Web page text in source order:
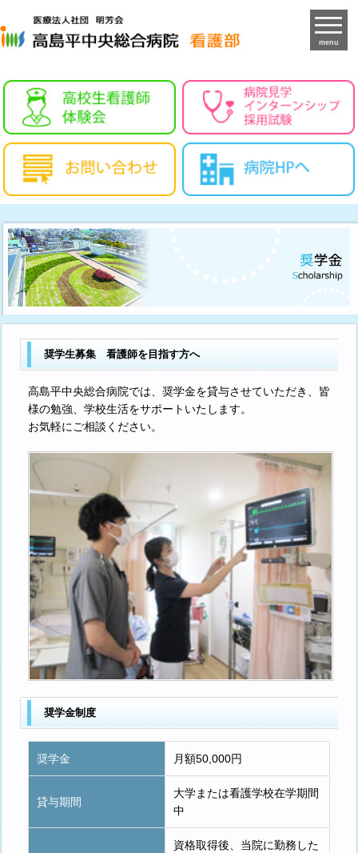
menu
奨学生募集 看護師を目指す方へ
高島平中央総合病院では、奨学金を貸与させていただき、皆
様の勉強、学校生活をサポートいたします。
お気軽にご相談ください。
奨学金制度
奨学金 月額50,000円
貸与期間
大学または看護学校在学期間
中
資格取得後、当院に勤務した